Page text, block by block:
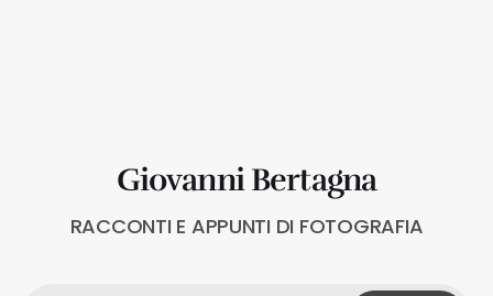
Giovanni Bertagna
RACCONTI E APPUNTI DI FOTOGRAFIA